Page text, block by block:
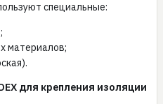
специальные:
материалов;
для крепления изоляции